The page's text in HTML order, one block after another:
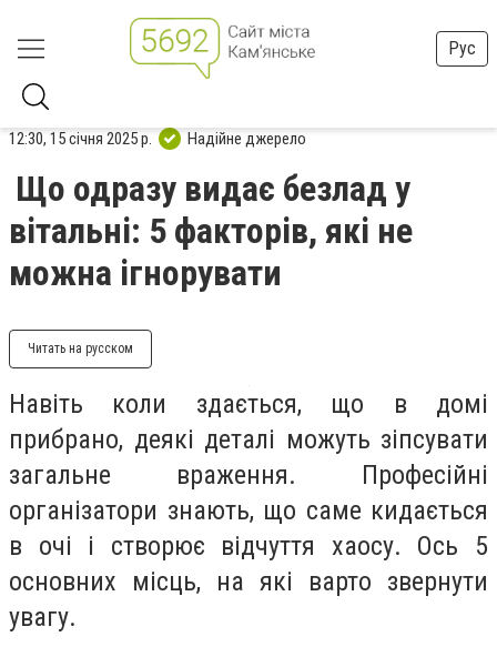
Рус
12:30, 15 січня 2025 р. Надійне джерело
Що одразу видає безлад у
вітальні: 5 факторів, які не
можна ігнорувати
Читать на русском
Навіть коли здається, що в домі
прибрано, деякі деталі можуть зіпсувати
загальне враження. Професійні
організатори знають, що саме кидається
в очі і створює відчуття хаосу. Ось 5
основних місць, на які варто звернути
увагу.